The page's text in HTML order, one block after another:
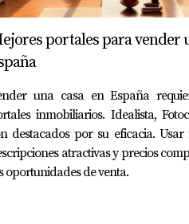
puede demandar el
la cantidad entregada. En
portales para vender
una casa en España
inmobiliarios. Idealista,
destacados por su eficacia.
atractivas y precios
oportunidades de venta.